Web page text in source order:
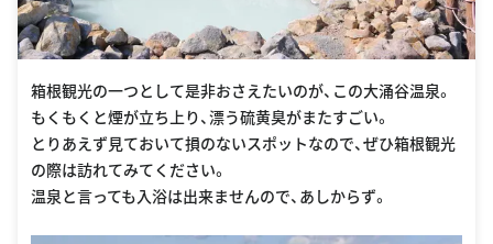
箱根観光の一つとして是非おさえたいのが、この大涌谷温泉。
もくもくと煙が立ち上り、漂う硫黄臭がまたすごい。
とりあえず見ておいて損のないスポットなので、ぜひ箱根観光
の際は訪れてみてください。
温泉と言っても入浴は出来ませんので、あしからず。